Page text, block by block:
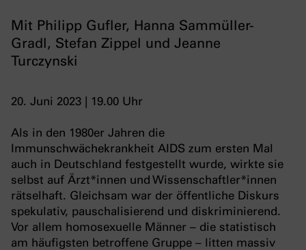
Mit Philipp Gufler, Hanna Sammüller-
Gradl, Stefan Zippel und Jeanne
Turczynski
20. Juni 2023 | 19.00 Uhr
Als in den 1980er Jahren die
Immunschwächekrankheit AIDS zum ersten Mal
auch in Deutschland festgestellt wurde, wirkte sie
selbst auf Ärzt*innen und Wissenschaftler*innen
rätselhaft. Gleichsam war der öffentliche Diskurs
spekulativ, pauschalisierend und diskriminierend.
Vor allem homosexuelle Männer – die statistisch
am häufigsten betroffene Gruppe – litten massiv